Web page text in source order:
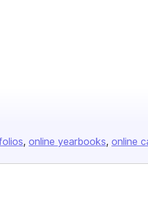
online yearbooks online